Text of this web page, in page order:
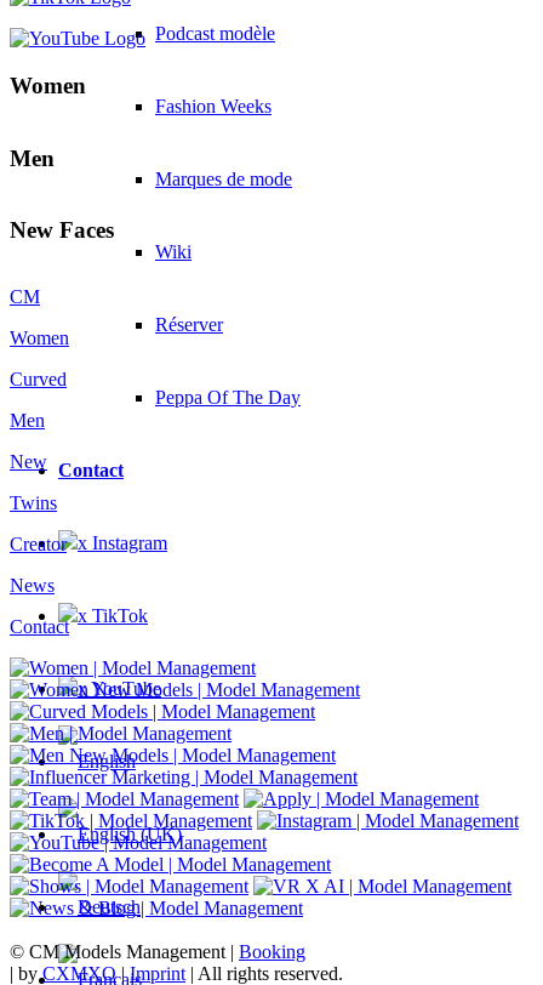
Podcast modèle
Fashion Weeks
Marques de mode
Wiki
Réserver
Peppa Of The Day
Contact
x Instagram
x TikTok
x YouTube
Women
Men
New Faces
CM
Women
Curved
Men
New
Twins
Creator
News
Contact
© CM Models Management | Booking
| byCXMXO|Imprint | All rights reserved.